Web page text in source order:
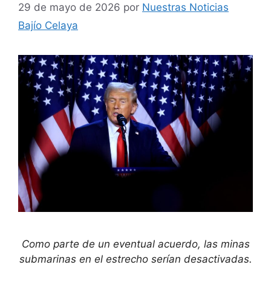
29 de mayo de 2026 por Nuestras Noticias
Bajío Celaya
Como parte de un eventual acuerdo, las minas
submarinas en el estrecho serían desactivadas.